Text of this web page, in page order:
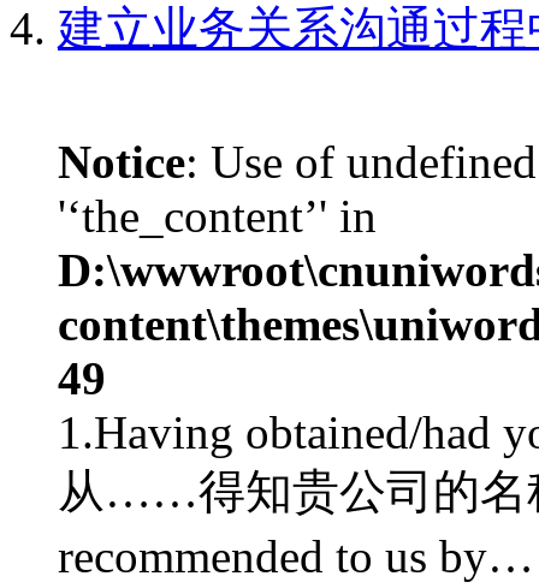
建立业务关系沟通过
Notice: Use of
'‘the_content’' in
49
1.Having obtained/had
从……得知贵公司的名
recommended to us